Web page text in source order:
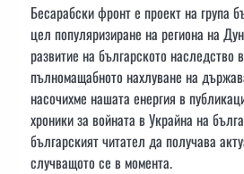
Бесарабски фронт е проект на група
цел популяризиране на региона на
развитие на българското наследство
пълномащабното нахлуване на
насочихме нашата енергия в
хроники за войната в Украйна на
българският читател да получава
случващото се в момента.